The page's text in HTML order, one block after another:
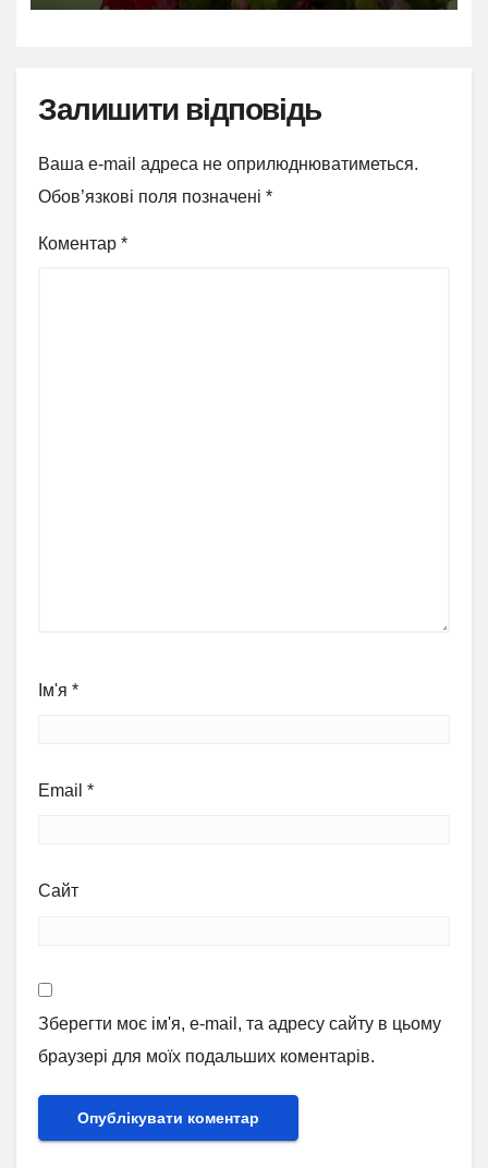
Залишити відповідь
Ваша e-mail адреса не оприлюднюватиметься.
Обов’язкові поля позначені *
Коментар *
Ім'я *
Email *
Сайт
Зберегти моє ім'я, e-mail, та адресу сайту в цьому
браузері для моїх подальших коментарів.